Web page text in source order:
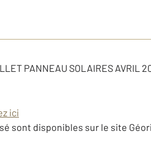
PANNEAU SOLAIRES AVRIL
ici
sont disponibles sur le site